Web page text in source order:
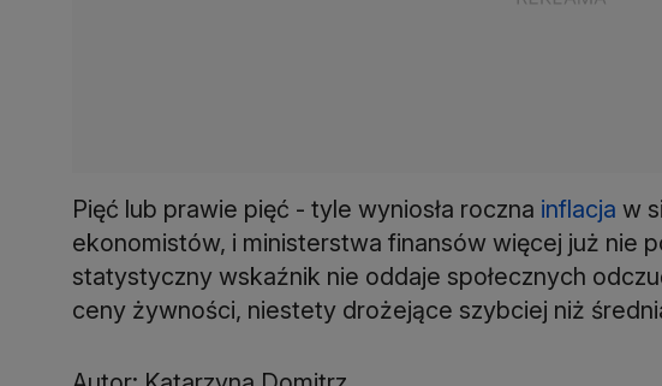
Pięć lub prawie pięć - tyle wyniosła roczna inflacja w
ekonomistów, i ministerstwa finansów więcej już nie
statystyczny wskaźnik nie oddaje społecznych
ceny żywności, niestety drożejące szybciej niż